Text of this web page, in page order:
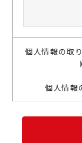
個人情報の取
個人情報